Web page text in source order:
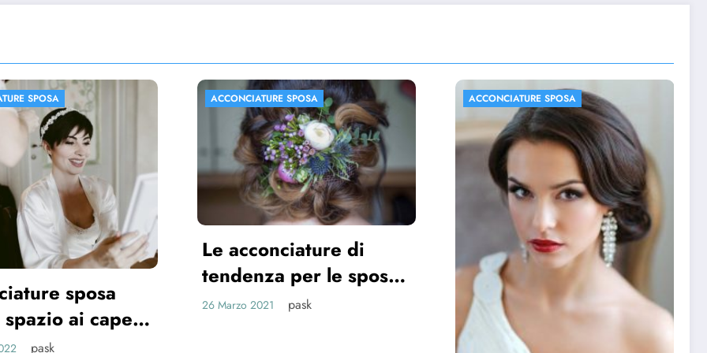
SPOSA
di
per le spose
2021 pask
ACCONCIATURE SPOSA
ACCONCIATURE SPOSA
FOTO MATRIMONIO